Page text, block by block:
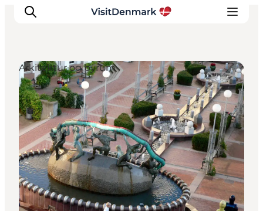
Inspirasjon
Reisemål
Aktiviteter
Overnatting
Planlegg reisen
Arkitektur og byrum